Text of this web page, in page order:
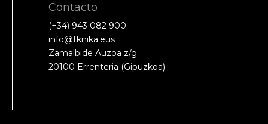
Contacto
(+34) 943 082 900
info@tknika.eus
Zamalbide Auzoa z/g
20100 Errenteria (Gipuzkoa)